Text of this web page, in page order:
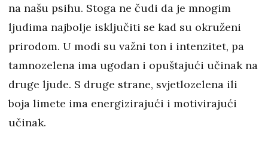
na našu psihu. Stoga ne čudi da je mnogim
ljudima najbolje isključiti se kad su okruženi
prirodom. U modi su važni ton i intenzitet, pa
tamnozelena ima ugodan i opuštajući učinak na
druge ljude. S druge strane, svjetlozelena ili
boja limete ima energizirajući i motivirajući
učinak.